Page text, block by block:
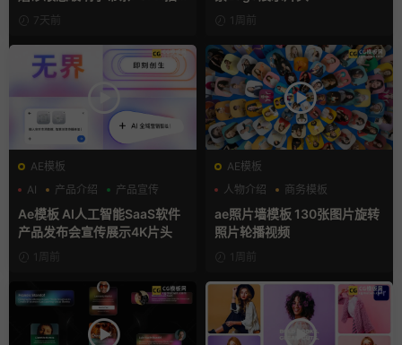
7天前 1周前
AE模板
AI
产品介绍 产品宣传
Ae模板 AI人工智能SaaS软件
产品发布会宣传展示4K片头
1周前
AE模板
人物介绍
商务模板
幻灯片
ae照片墙模板 130张图片旋转
照片轮播视频
1周前